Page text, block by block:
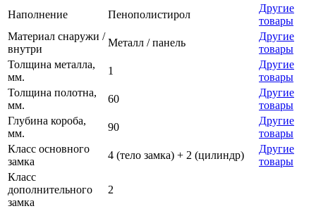
Наполнение
Пенополистирол
Другие
товары
Материал снаружи /
внутри
Металл / панель
Другие
товары
Толщина металла,
мм.
1
Другие
товары
Толщина полотна,
мм.
60
Другие
товары
Глубина короба,
мм.
90
Другие
товары
Класс основного
замка
4 (тело замка) + 2 (цилиндр)
Другие
товары
Класс
дополнительного
замка
2